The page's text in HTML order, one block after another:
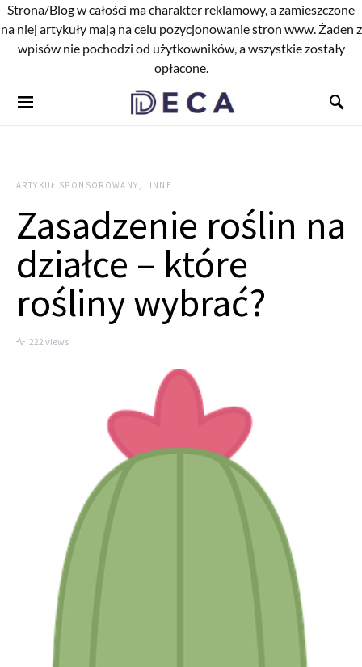
Strona/Blog w całości ma charakter reklamowy, a zamieszczone
na niej artykuły mają na celu pozycjonowanie stron www. Żaden z
wpisów nie pochodzi od użytkowników, a wszystkie zostały
opłacone.
ARTYKUŁ SPONSOROWANY INNE
Zasadzenie roślin na
działce – które
rośliny wybrać?
222 views